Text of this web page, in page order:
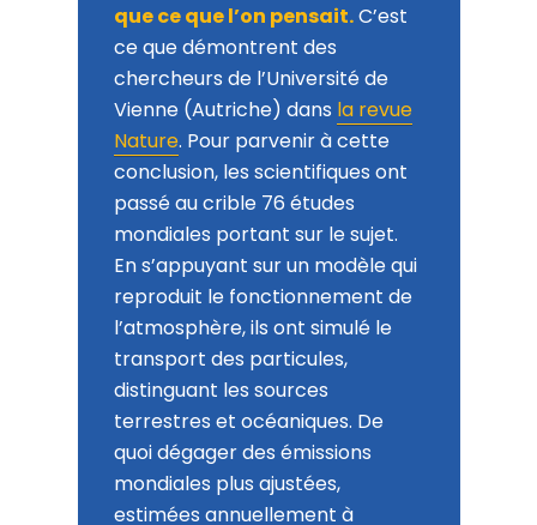
que ce que l’on pensait.C’est
ce que démontrent des
chercheurs de l’Université de
Vienne (Autriche) dans la revue
Nature. Pour parvenir à cette
conclusion, les scientifiques ont
passé au crible 76 études
mondiales portant sur le sujet.
En s’appuyant sur un modèle qui
reproduit le fonctionnement de
l’atmosphère, ils ont simulé le
transport des particules,
distinguant les sources
terrestres et océaniques. De
quoi dégager des émissions
mondiales plus ajustées,
estimées annuellement à